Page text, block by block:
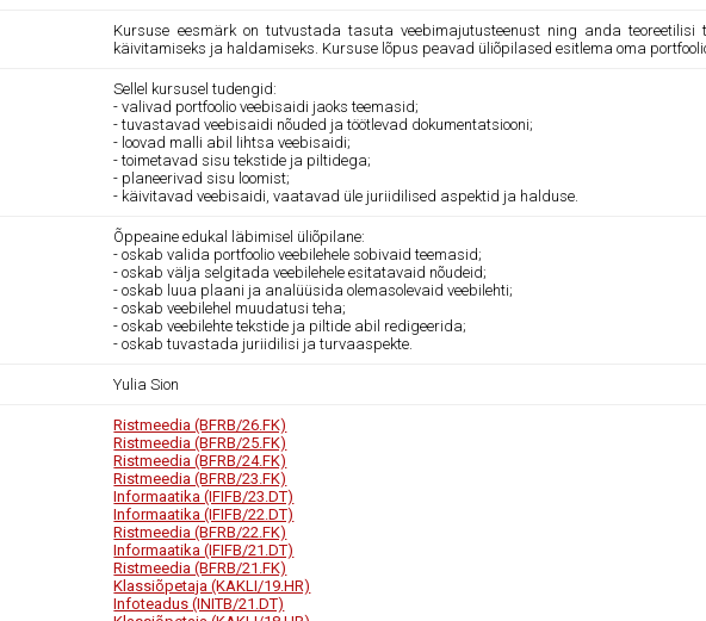
Kursuse eesmärk on tutvustada tasuta veebimajutusteenust ning anda
käivitamiseks ja haldamiseks. Kursuse lõpus peavad üliõpilased esitlema oma
Sellel kursusel tudengid:
- valivad portfoolio veebisaidi jaoks teemasid;
- tuvastavad veebisaidi nõuded ja töötlevad dokumentatsiooni;
- loovad malli abil lihtsa veebisaidi;
- toimetavad sisu tekstide ja piltidega;
- planeerivad sisu loomist;
- käivitavad veebisaidi, vaatavad üle juriidilised aspektid ja halduse.
Õppeaine edukal läbimisel üliõpilane:
- oskab valida portfoolio veebilehele sobivaid teemasid;
- oskab välja selgitada veebilehele esitatavaid nõudeid;
- oskab luua plaani ja analüüsida olemasolevaid veebilehti;
- oskab veebilehel muudatusi teha;
- oskab veebilehte tekstide ja piltide abil redigeerida;
- oskab tuvastada juriidilisi ja turvaaspekte.
Yulia Sion
Ristmeedia (BFRB/26.FK)
Ristmeedia (BFRB/25.FK)
Ristmeedia (BFRB/24.FK)
Ristmeedia (BFRB/23.FK)
Informaatika (IFIFB/23.DT)
Informaatika (IFIFB/22.DT)
Ristmeedia (BFRB/22.FK)
Informaatika (IFIFB/21.DT)
Ristmeedia (BFRB/21.FK)
Klassiõpetaja (KAKLI/19.HR)
Infoteadus (INITB/21.DT)